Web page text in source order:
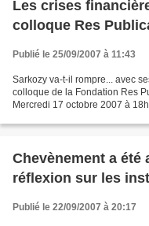
Les crises
colloque Res
Publié le 25/09/2007 à 11:43
Sarkozy va-t-il rompre... avec
colloque de la Fondation Res
Mercredi 17 octobre 2007 à
Chevènement a été
réflexion sur les
Publié le 22/09/2007 à 20:17